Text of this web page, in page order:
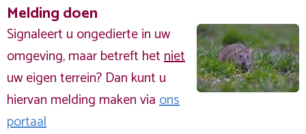
Melding doen
Signaleert u ongedierte in uw
omgeving, maar betreft hetniet
uw eigen terrein? Dan kunt u
hiervan melding maken viaons
portaal